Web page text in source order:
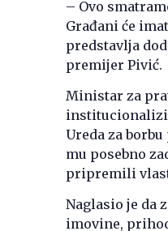
– Ovo
Građani će
predstavlja
premijer Pivić.
Ministar za
Ureda za
mu posebno
pripremili
Naglasio je da
imovine,